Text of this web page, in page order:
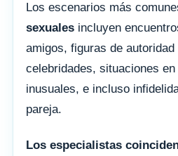
Los escenarios más
sexuales incluyen
amigos, figuras de
celebridades, situaciones
inusuales, e incluso
pareja.
Los especialistas